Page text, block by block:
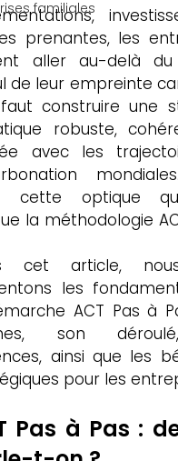
familiales
prenantes, les
aller au-delà du
de leur empreinte
construire une
robuste,
avec les
cette optique
la méthodologie
cet article,
les
ACT Pas à
son
ainsi que les
pour les
Pas à Pas :